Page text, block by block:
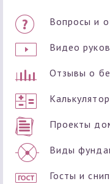
Вопросы и
Видео
Отзывы о
Проекты
Виды
Госты и